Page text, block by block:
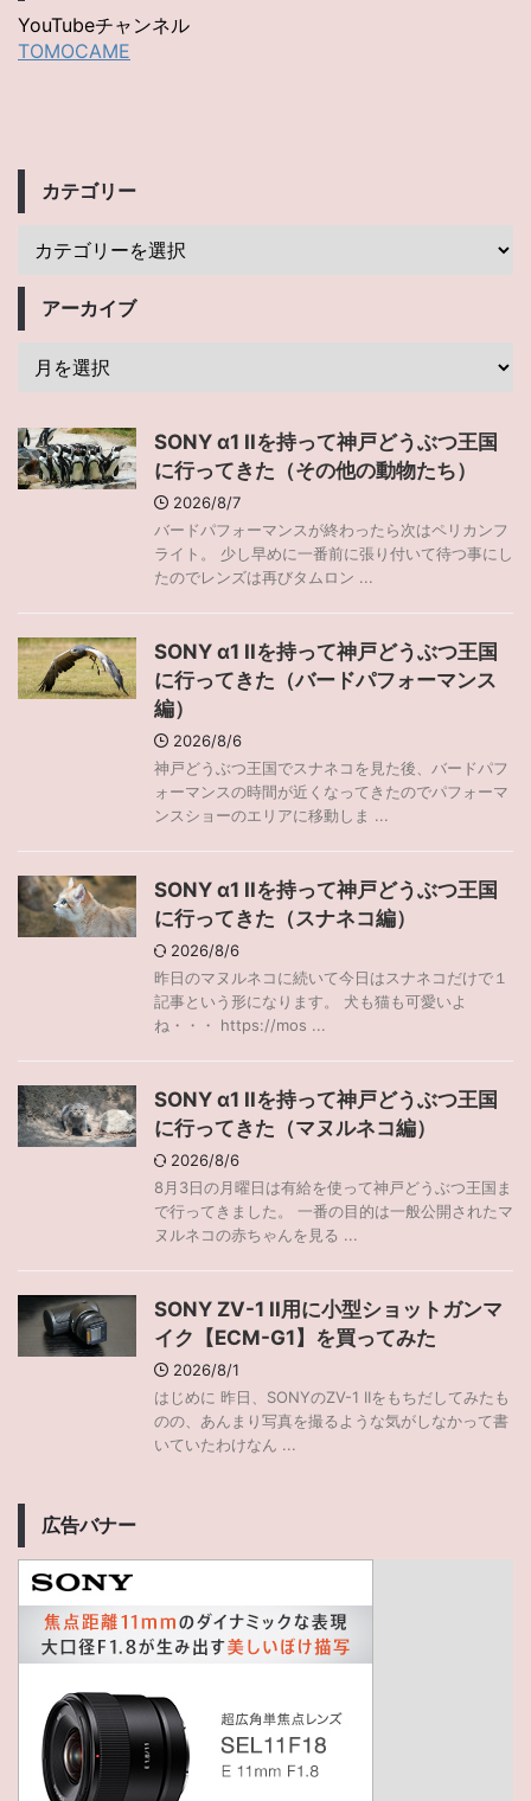
YouTubeチャンネル
TOMOCAME
カテゴリー
アーカイブ
SONY α1 IIを持って神戸どうぶつ王国
に行ってきた（その他の動物たち）
2026/8/7
バードパフォーマンスが終わったら次はペリカンフ
ライト。 少し早めに一番前に張り付いて待つ事にし
たのでレンズは再びタムロン ...
SONY α1 IIを持って神戸どうぶつ王国
に行ってきた（バードパフォーマンス
編）
2026/8/6
神戸どうぶつ王国でスナネコを見た後、バードパフ
ォーマンスの時間が近くなってきたのでパフォーマ
ンスショーのエリアに移動しま ...
SONY α1 IIを持って神戸どうぶつ王国
に行ってきた（スナネコ編）
2026/8/6
昨日のマヌルネコに続いて今日はスナネコだけで１
記事という形になります。 犬も猫も可愛いよ
ね・・・ https://mos ...
SONY α1 IIを持って神戸どうぶつ王国
に行ってきた（マヌルネコ編）
2026/8/6
8月3日の月曜日は有給を使って神戸どうぶつ王国ま
で行ってきました。 一番の目的は一般公開されたマ
ヌルネコの赤ちゃんを見る ...
SONY ZV-1 II用に小型ショットガンマ
イク【ECM-G1】を買ってみた
2026/8/1
はじめに 昨日、SONYのZV-1 IIをもちだしてみたも
のの、あんまり写真を撮るような気がしなかって書
いていたわけなん ...
広告バナー